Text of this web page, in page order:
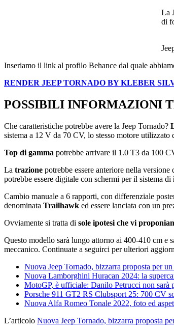
La
di
Inseriamo il link al profilo Behance dal quale
RENDER JEEP TORNADO BY KLEBER
POSSIBILI INFORMAZIONI
Che caratteristiche potrebbe avere la Jeep Tornado?
sistema a 12 V da 70 CV, lo stesso motore utilizzato
Top di gamma potrebbe arrivare il 1.0 T3 da 100
La trazione potrebbe essere anteriore nella
potrebbe essere digitale con schermi per il sistema di
Cambio manuale a 6 rapporti, con differenziale
denominata Trailhawk ed essere lanciata con un
Ovviamente si tratta di sole ipotesi che vi
Questo modello sarà lungo attorno ai 400-410 cm e
meccanico. Continuate a seguirci per ulteriori
Nuova Jeep Tornado, bizzarra proposta per
Nuova Lamborghini Huracan 2024: la
MotoGP, è ufficiale: Danilo Petrucci non
Porsche 911 GT2 RS Clubsport 25: 700 CV
Nuova Alfa Romeo Tonale 2022, foto ed
L’articolo Nuova Jeep Tornado, bizzarra proposta